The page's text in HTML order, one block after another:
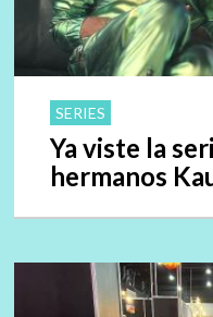
SERIES
Ya viste la
hermanos